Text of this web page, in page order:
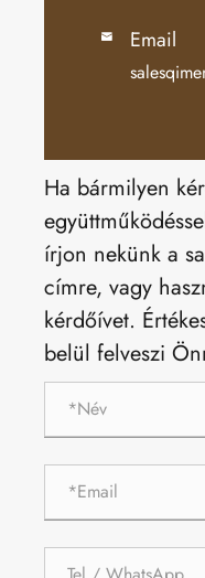
 Email
Ha bármilyen
írjon nekünk a
címre, vagy
kérdőívet.
belül felveszi